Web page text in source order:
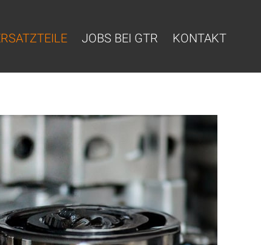
JOBS BEI GTR KONTAKT